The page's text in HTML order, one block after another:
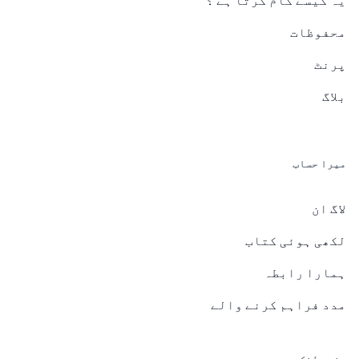
محفوظات
پرنٹ
بلاگ
میرا حساب
لاگ ان
لکھی ہوئی کتاب
ہمارا رابطہ
مدد فراہم کرنے والے